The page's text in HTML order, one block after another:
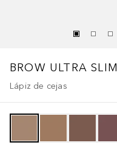
BROW ULTRA SLIM
Lápiz de cejas